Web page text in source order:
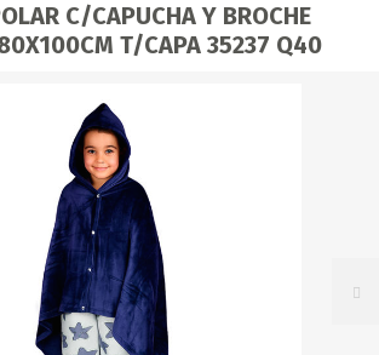
0
C/CAPUCHA Y BROCHE
T/CAPA 35237 Q40